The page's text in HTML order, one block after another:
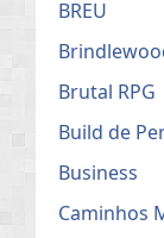
BREU
Brutal RPG
Build de
Business
Caminhos